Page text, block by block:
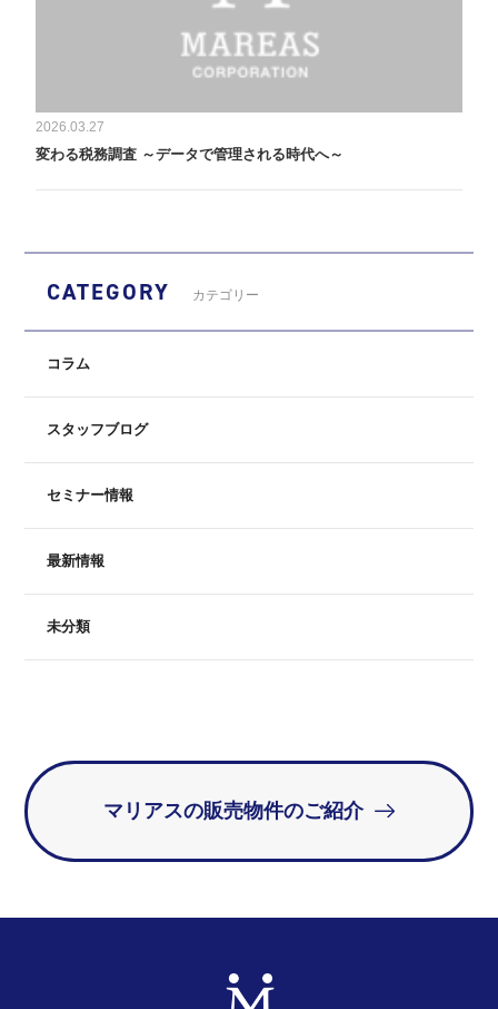
2026.03.27
変わる税務調査 ～データで管理される時代へ～
CATEGORY カテゴリー
コラム
スタッフブログ
セミナー情報
最新情報
未分類
マリアスの販売物件のご紹介